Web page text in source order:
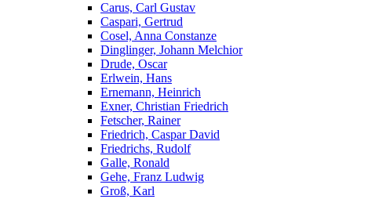
Carus, Carl Gustav
Caspari, Gertrud
Cosel, Anna Constanze
Dinglinger, Johann Melchior
Drude, Oscar
Erlwein, Hans
Ernemann, Heinrich
Exner, Christian Friedrich
Fetscher, Rainer
Friedrich, Caspar David
Friedrichs, Rudolf
Galle, Ronald
Gehe, Franz Ludwig
Groß, Karl